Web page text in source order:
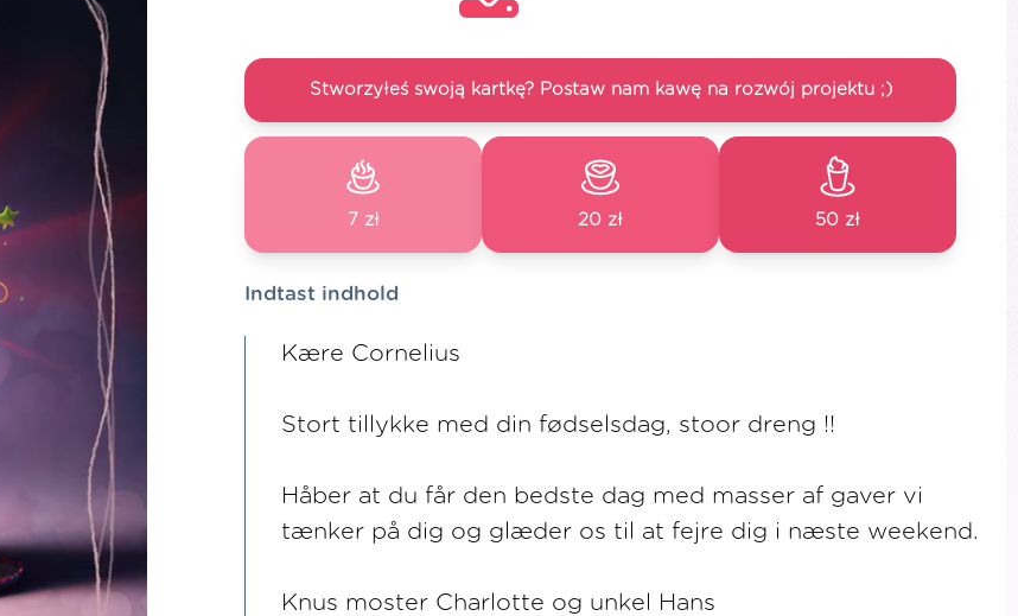
Stworzyłeś swoją kartkę? Postaw nam kawę na rozwój projektu ;)
7 zł 20 zł 50 zł
Indtast indhold
Kære Cornelius
Stort tillykke med din fødselsdag, stoor dreng !!
Håber at du får den bedste dag med masser af gaver vi
tænker på dig og glæder os til at fejre dig i næste weekend.
Knus moster Charlotte og unkel Hans